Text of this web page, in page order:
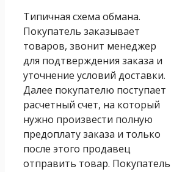
Типичная схема обмана.
Покупатель заказывает
товаров, звонит менеджер
для подтверждения заказа и
уточнение условий доставки.
Далее покупателю поступает
расчетный счет, на который
нужно произвести полную
предоплату заказа и только
после этого продавец
отправить товар. Покупатель